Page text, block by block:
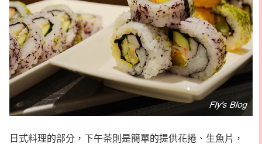
日式料理的部分，下午茶則是簡單的提供花捲、生魚片，